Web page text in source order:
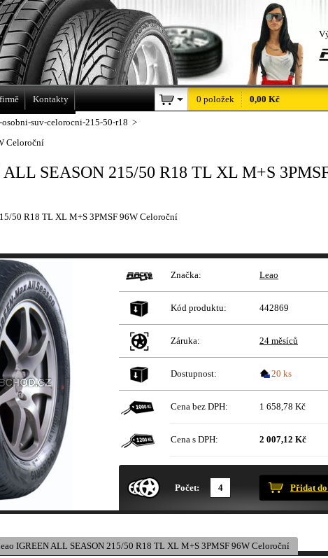
suv-celorocni-215-50-r18 >
Celoroční
ALL SEASON 215/50 R18 TL XL M+S
50 R18 TL XL M+S 3PMSF 96W Celoroční
Značka: Leao
Kód produktu: 442869
Záruka: 24 měsíců
Dostupnost: 20 ks
Cena bez DPH: 1 658,78 Kč
Cena s DPH: 2 007,12 Kč
Počet: Přidat
IGREEN ALL SEASON 215/50 R18 TL XL M+S 3PMSF 96W Celoroční
Kontakty 0 položek 0,00 Kč